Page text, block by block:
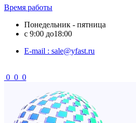
Время работы
Понедельник - пятница
с 9:00 до18:00
Е-mail : sale@yfast.ru
0 0 0